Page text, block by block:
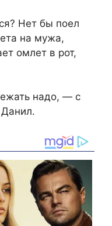
Нет бы поел
на мужа,
омлет в рот,
надо, — с